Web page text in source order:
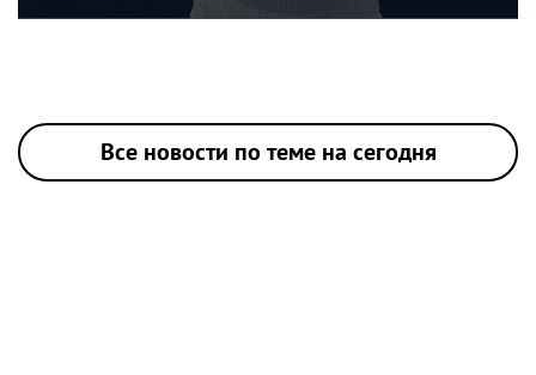
Все новости по теме на сегодня